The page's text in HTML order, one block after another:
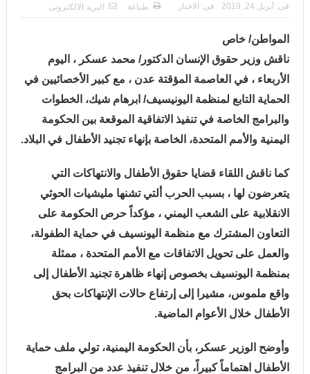
فى: أبريل 24, 2019 فى: الاخبار طباعة البريد الالكترونى
المواطن/ خاص
ناقش وزير حقوق الإنسان الدكتور/ محمد عسكر ، اليوم
الأربعاء ، في العاصمة المؤقتة عدن ، مع كبير الأخصائيين في
الحماية التابع لمنظمة اليونيسيف/ ابرهام شيك، الخطوات
والبرامج الخاصة في تنفيذ الاتفاقية الموقعة بين الحكومة
اليمنية والأمم المتحدة، الخاصة بإنهاء تجنيد الأطفال في البلاد.
كما ناقش اللقاء قضايا حقوق الأطفال والانتهاكات التي
يتعرضون لها ، بسبب الحرب ألتي تشنها مليشيات الحوثي
الانقلابية على الشعب اليمني ، مؤكداً حرص الحكومة على
التعاون المشترك مع منظمة اليونسيف في حماية الطفولة،
والعمل على تحويل الاتفاقات مع الأمم المتحدة ، ممثلة
بمنظمة اليونسيف بخصوص إنهاء ظاهرة تجنيد الأطفال إلى
واقع ملموس، مشيرا إلى إرتفاع حالات الإنتهاكات بحق
الأطفال خلال الأعوام الماضية.
وأوضح الوزير عسكر، بأن الحكومة اليمنية، تولي ملف حماية
الأطفال اهتماماً كبيراً، من خلال تنفيذ عدد من البرامج